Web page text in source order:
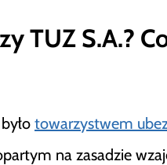
TUZ S.A.?
towarzystwem
na zasadzie